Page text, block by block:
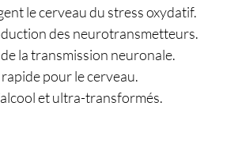
le cerveau du stress oxydatif.
des neurotransmetteurs.
de la transmission neuronale.
rapide pour le cerveau.
et ultra-transformés.